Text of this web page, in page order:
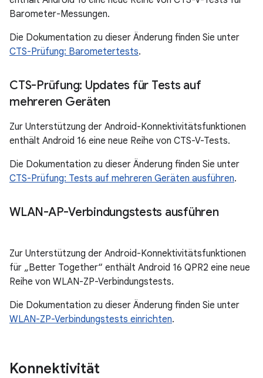
Barometer-Messungen.
Die Dokumentation zu dieser Änderung finden Sie unter
CTS-Prüfung: Barometertests.
CTS-Prüfung: Updates für Tests auf
mehreren Geräten
Zur Unterstützung der Android-Konnektivitätsfunktionen
enthält Android 16 eine neue Reihe von CTS-V-Tests.
Die Dokumentation zu dieser Änderung finden Sie unter
CTS-Prüfung: Tests auf mehreren Geräten ausführen.
WLAN-AP-Verbindungstests ausführen
Zur Unterstützung der Android-Konnektivitätsfunktionen
für „Better Together“ enthält Android 16 QPR2 eine neue
Reihe von WLAN-ZP-Verbindungstests.
Die Dokumentation zu dieser Änderung finden Sie unter
WLAN-ZP-Verbindungstests einrichten.
Konnektivität